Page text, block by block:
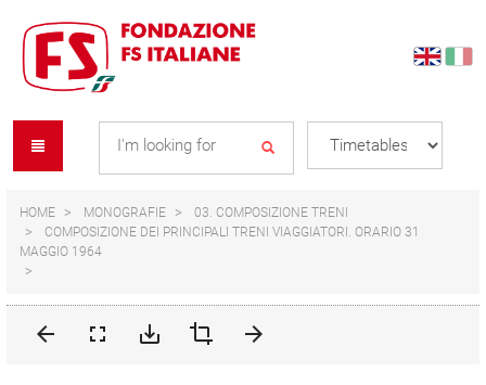
content
navigation
menu
HOME MONOGRAFIE
03. COMPOSIZIONE TRENI
COMPOSIZIONE DEI PRINCIPALI TRENI VIAGGIATORI. ORARIO 31
MAGGIO 1964